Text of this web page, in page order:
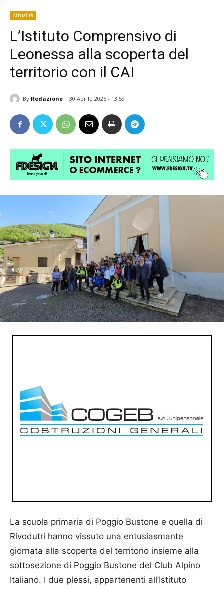
Attualità
L’Istituto Comprensivo di
Leonessa alla scoperta del
territorio con il CAI
By Redazione 30 Aprile 2025 - 13:59
La scuola primaria di Poggio Bustone e quella di
Rivodutri hanno vissuto una entusiasmante
giornata alla scoperta del territorio insieme alla
sottosezione di Poggio Bustone del Club Alpino
Italiano. I due plessi, appartenenti all’Istituto